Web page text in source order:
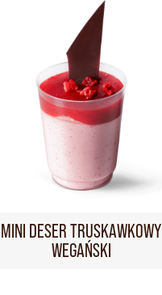
MINI DESER TRUSKAWKOWY
WEGAŃSKI